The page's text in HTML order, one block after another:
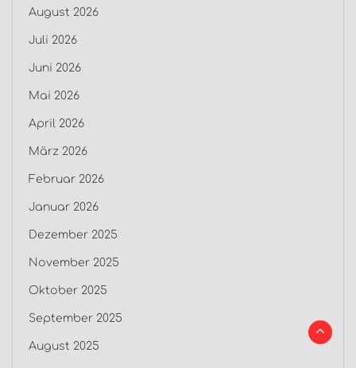
August 2026
Juli 2026
Juni 2026
Mai 2026
April 2026
März 2026
Februar 2026
Januar 2026
Dezember 2025
November 2025
Oktober 2025
September 2025
August 2025